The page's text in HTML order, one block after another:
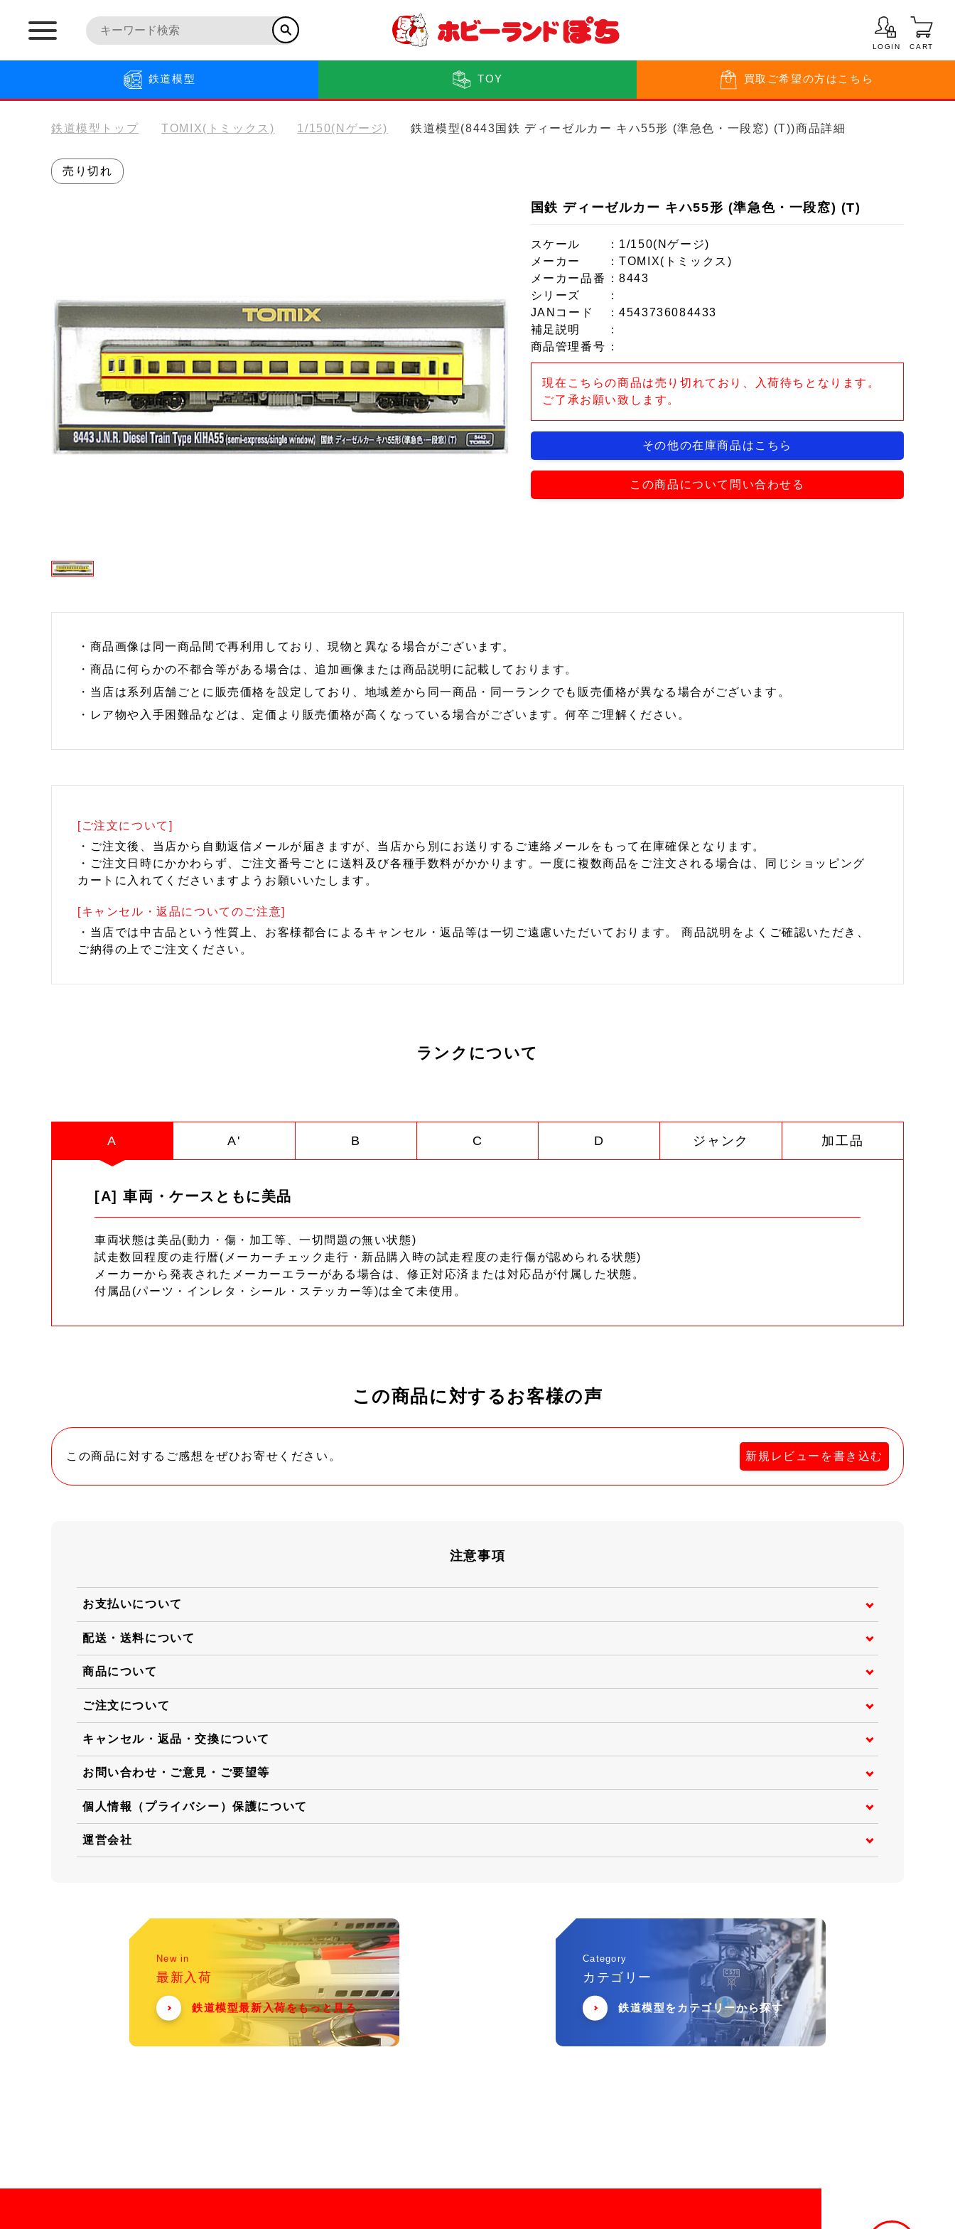
LOGIN CART
鉄道模型 TOY 買取 ご希望の方はこちら
鉄道模型トップ TOMIX(トミックス) 1/150(Nゲージ) 鉄道模型(8443国鉄 ディーゼルカー キハ55形 (準急色・一段窓) (T))商品詳細
売り切れ
国鉄 ディーゼルカー キハ55形 (準急色・一段窓) (T)
スケール
：1/150(Nゲージ)
メーカー
：TOMIX(トミックス)
メーカー品番
：8443
シリーズ
：
JANコード
：4543736084433
補足説明
：
商品管理番号 ：
現在こちらの商品は売り切れており、入荷待ちとなります。
ご了承お願い致します。
その他の在庫商品はこちら
この商品について問い合わせる
・商品画像は同一商品間で再利用しており、現物と異なる場合がございます。
・商品に何らかの不都合等がある場合は、追加画像または商品説明に記載しております。
・当店は系列店舗ごとに販売価格を設定しており、地域差から同一商品・同一ランクでも販売価格が異なる場合がございます。
・レア物や入手困難品などは、定価より販売価格が高くなっている場合がございます。何卒ご理解ください。
[ご注文について]
・ご注文後、当店から自動返信メールが届きますが、当店から別にお送りするご連絡メールをもって在庫確保となります。
・ご注文日時にかかわらず、ご注文番号ごとに送料及び各種手数料がかかります。一度に複数商品をご注文される場合は、同じショッピング
カートに入れてくださいますようお願いいたします。
[キャンセル・返品についてのご注意]
・当店では中古品という性質上、お客様都合によるキャンセル・返品等は一切ご遠慮いただいております。 商品説明をよくご確認いただき、
ご納得の上でご注文ください。
ランクについて
A A' B C D ジャンク 加工品
[A] 車両・ケースともに美品
車両状態は美品(動力・傷・加工等、一切問題の無い状態)
試走数回程度の走行暦(メーカーチェック走行・新品購入時の試走程度の走行傷が認められる状態)
メーカーから発表されたメーカーエラーがある場合は、修正対応済または対応品が付属した状態。
付属品(パーツ・インレタ・シール・ステッカー等)は全て未使用。
この商品に対するお客様の声
この商品に対するご感想をぜひお寄せください。 新規レビューを書き込む
注意事項
お支払いについて
配送・送料について
商品について
ご注文について
キャンセル・返品・交換について
お問い合わせ・ご意見・ご要望等
個人情報（プライバシー）保護について
運営会社
New in
最新入荷
鉄道模型最新入荷をもっと見る
Category
カテゴリー
鉄道模型をカテゴリーから探す